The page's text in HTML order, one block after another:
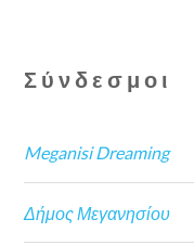
Σύνδεσμοι
Meganisi Dreaming
Δήμος Μεγανησίου